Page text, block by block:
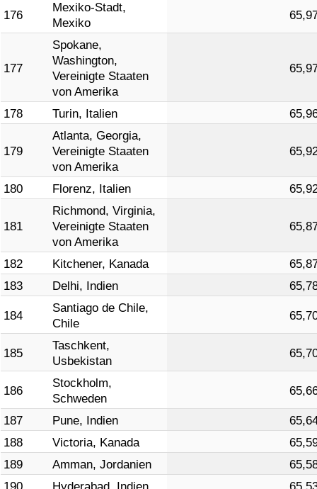
176
Mexiko-Stadt,
Mexiko
177
Spokane,
Washington,
Vereinigte Staaten
von Amerika
178 Turin, Italien
179
Atlanta, Georgia,
Vereinigte Staaten
von Amerika
180 Florenz, Italien
181
Richmond, Virginia,
Vereinigte Staaten
von Amerika
182 Kitchener, Kanada
183
Delhi, Indien
184
Santiago de Chile,
Chile
185
Taschkent,
Usbekistan
186
Stockholm,
Schweden
187 Pune, Indien
188
Victoria, Kanada
189
Amman, Jordanien